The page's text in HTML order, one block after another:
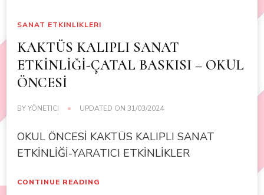
SANAT ETKINLIKLERI
KAKTÜS KALIPLI SANAT
ETKİNLİĞİ-ÇATAL BASKISI – OKUL
ÖNCESİ
BYYÖNETICI UPDATED ON 31/03/2024
OKUL ÖNCESİ KAKTÜS KALIPLI SANAT
ETKİNLİĞİ-YARATICI ETKİNLİKLER
CONTINUE READING